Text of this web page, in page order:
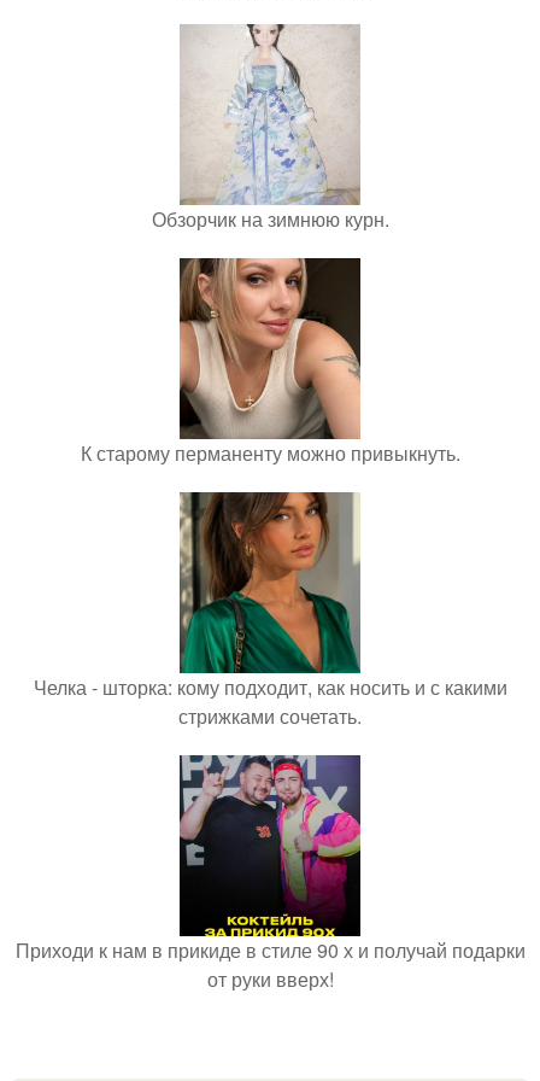
Обзорчик на зимнюю курн.
К старому перманенту можно привыкнуть.
Челка - шторка: кому подходит, как носить и с какими
стрижками сочетать.
Приходи к нам в прикиде в стиле 90 х и получай подарки
от руки вверх!